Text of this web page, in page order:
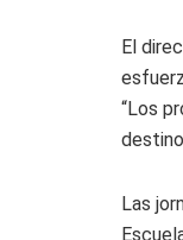
El
“Los
Las